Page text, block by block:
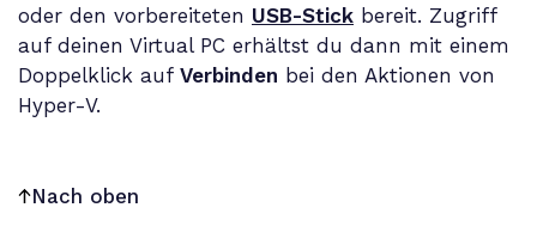
oder den vorbereiteten USB-Stick bereit. Zugriff
auf deinen Virtual PC erhältst du dann mit einem
Doppelklick auf Verbinden bei den Aktionen von
Hyper-V.
Nach oben